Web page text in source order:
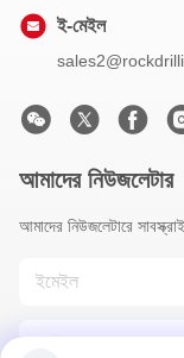
ই-মেইল
আমাদের নিউজলেটার
আমাদের নিউজলেটারে